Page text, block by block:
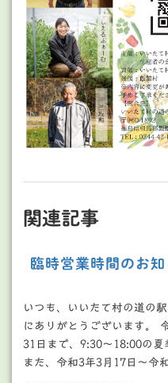
関連記事
臨時営業時間のお知
いつも、いいたて村の道の
にありがとうございます。
31日まで、9:30～18:00の夏
また、令和3年3月17日～令